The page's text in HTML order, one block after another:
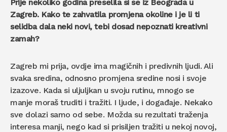
Prije nekoliko godina preselila si se iz Beograda u
Zagreb. Kako te zahvatila promjena okoline i je li ti
selidba dala neki novi, tebi dosad nepoznati kreativni
zamah?
Zagreb mi prija, ovdje ima magičnih i predivnih ljudi. Ali
svaka sredina, odnosno promjena sredine nosi i svoje
izazove. Kada si uljuljkan u svoju rutinu, mnogo se
manje moraš truditi i tražiti. I ljude, i događaje. Nekako
sve dolazi samo od sebe. Možda su rezultati traženja
interesa manji, nego kad si prisiljen tražiti u nekoj novoj,